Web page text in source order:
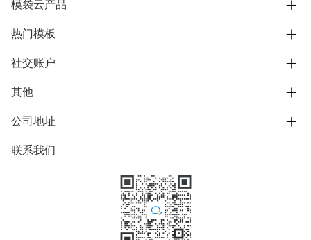
模袋云产品
别墅设计营销
模型协同展示分享
别墅社区
别墅模板
热门模板
欧式别墅
中式别墅
日式别墅
社交账户
B站
抖音
微信公众号
其他
用户服务协议
隐私政策
公司地址
上海市浦东新区东方路1215-1217号
联系我们